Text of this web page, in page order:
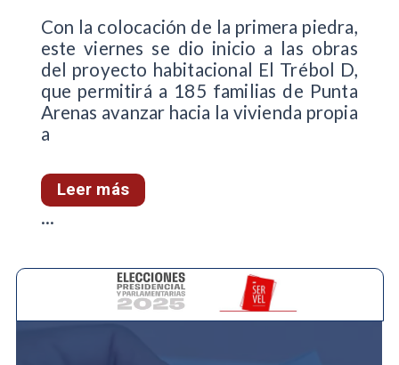
Con la colocación de la primera piedra,
este viernes se dio inicio a las obras
del proyecto habitacional El Trébol D,
que permitirá a 185 familias de Punta
Arenas avanzar hacia la vivienda propia
a
Leer más
...